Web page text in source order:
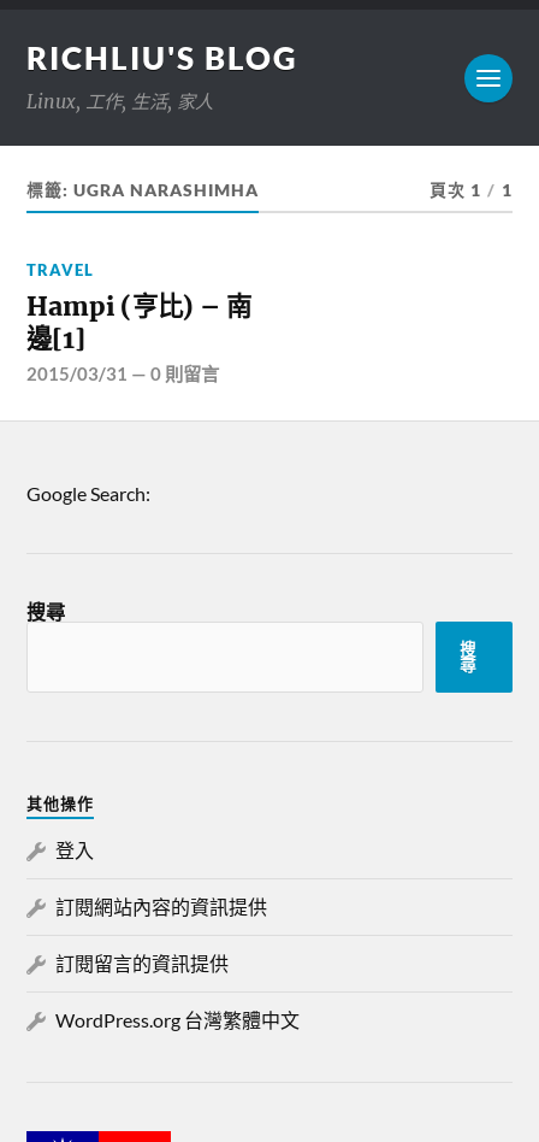
RICHLIU'S BLOG
Linux, 工作, 生活, 家人
標籤:UGRA NARASHIMHA 頁次 1 / 1
TRAVEL
Hampi (亨比) – 南
邊[1]
2015/03/31 —0 則留言
Google Search:
搜尋
搜
尋
其他操作
登入
訂閱網站內容的資訊提供
訂閱留言的資訊提供
WordPress.org 台灣繁體中文